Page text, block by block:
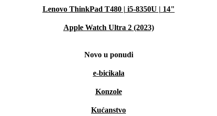
Lenovo ThinkPad T480 | i5-8350U | 14"
Apple Watch Ultra 2 (2023)
Novo u ponudi
e-bicikala
Konzole
Kućanstvo